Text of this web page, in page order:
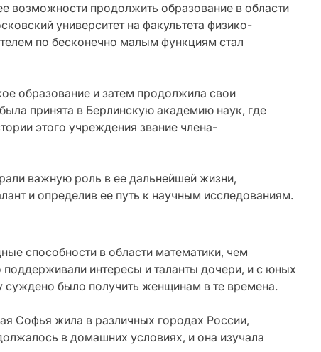
возможности продолжить образование в области
университет на факультета физико-
по бесконечно малым функциям стал
образование и затем продолжила свои
принята в Берлинскую академию наук, где
этого учреждения звание члена-
важную роль в ее дальнейшей жизни,
и определив ее путь к научным исследованиям.
способности в области математики, чем
поддерживали интересы и таланты дочери, и с юных
суждено было получить женщинам в те времена.
Софья жила в различных городах России,
в домашних условиях, и она изучала